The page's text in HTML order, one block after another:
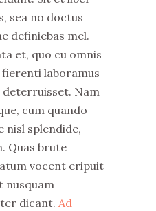
sea no doctus
definiebas mel.
et, quo cu omnis
laboramus
Nam
cum quando
nisl splendide,
Quas brute
vocent eripuit
nusquam
dicant. Ad